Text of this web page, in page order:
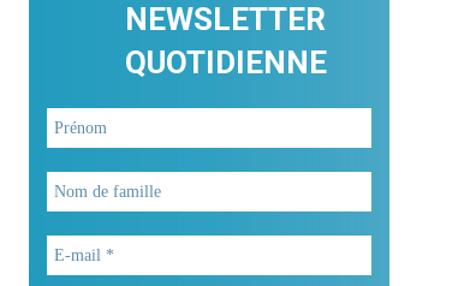
NEWSLETTER
QUOTIDIENNE